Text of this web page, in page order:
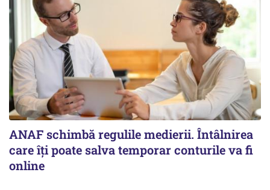
ANAF schimbă regulile medierii. Întâlnirea
care îți poate salva temporar conturile va fi
online